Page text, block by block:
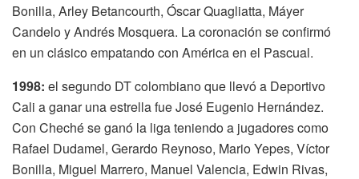
Bonilla, Arley Betancourth, Óscar Quagliatta, Máyer
Candelo y Andrés Mosquera. La coronación se confirmó
en un clásico empatando con América en el Pascual.
1998: el segundo DT colombiano que llevó a Deportivo
Cali a ganar una estrella fue José Eugenio Hernández.
Con Cheché se ganó la liga teniendo a jugadores como
Rafael Dudamel, Gerardo Reynoso, Mario Yepes, Víctor
Bonilla, Miguel Marrero, Manuel Valencia, Edwin Rivas,